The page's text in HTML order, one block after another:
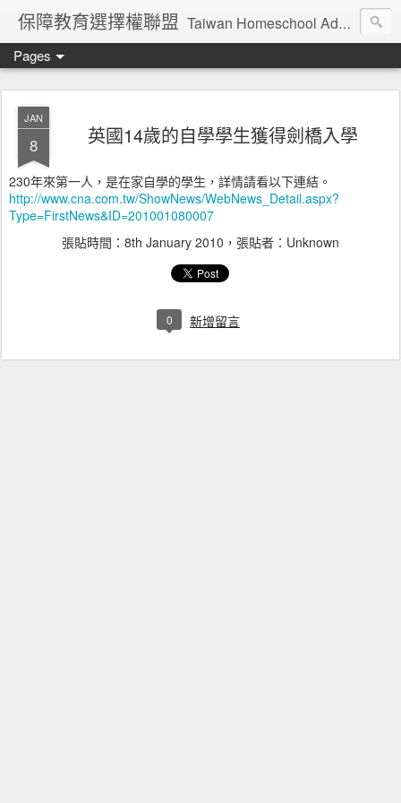
保障教育選擇權聯盟 Taiwan Homeschool Advocates
Pages
JAN
8 英國14歲的自學學生獲得劍橋入學
230年來第一人，是在家自學的學生，詳情請看以下連結。
http://www.cna.com.tw/ShowNews/WebNews_Detail.aspx?
Type=FirstNews&ID=201001080007
張貼時間： 8th January 2010 ，張貼者：Unknown
0 新增留言